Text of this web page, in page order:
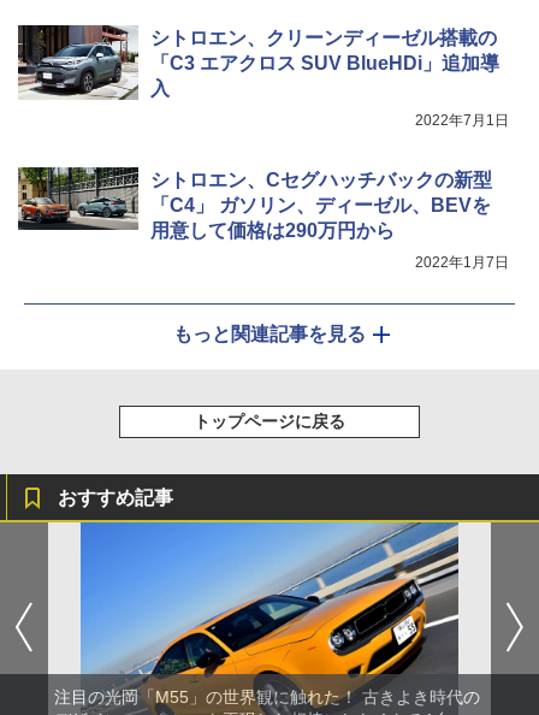
シトロエン、クリーンディーゼル搭載の
「C3 エアクロス SUV BlueHDi」追加導
入
2022年7月1日
シトロエン、Cセグハッチバックの新型
「C4」 ガソリン、ディーゼル、BEVを
用意して価格は290万円から
2022年1月7日
もっと関連記事を見る
トップページに戻る
おすすめ記事
注目の光岡「M55」の世界観に触れた！ 古きよき時代の